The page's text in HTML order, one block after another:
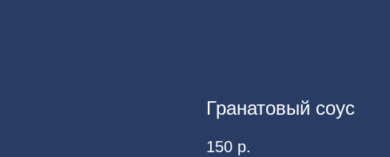
Гранатовый соус
150 р.